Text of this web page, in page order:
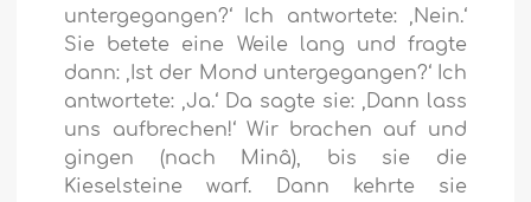
untergegangen?‘ Ich antwortete: ‚Nein.‘
Sie betete eine Weile lang und fragte
dann: ‚Ist der Mond untergegangen?‘ Ich
antwortete: ‚Ja.‘ Da sagte sie: ‚Dann lass
uns aufbrechen!‘ Wir brachen auf und
gingen (nach Minâ), bis sie die
Kieselsteine warf. Dann kehrte sie